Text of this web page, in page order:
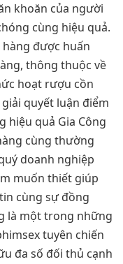
khoăn của người
cùng hiệu quả.
được huấn
thông thuộc về
hoạt rượu cồn
quyết luận điểm
hiệu quả Gia Công
cùng thường
doanh nghiệp
muốn thiết giúp
cùng sự đồng
là một trong những
tuyên chiến
đa số đối thủ cạnh